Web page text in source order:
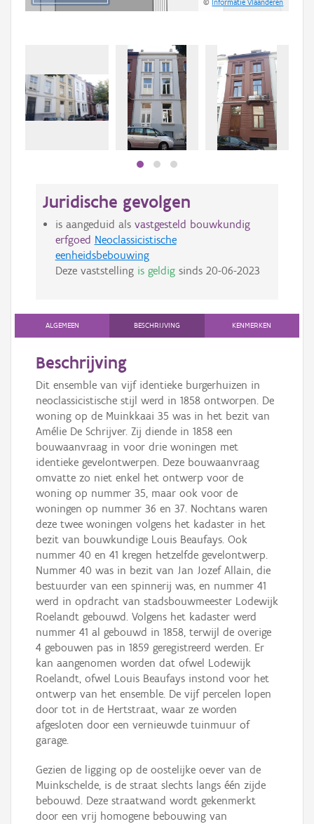
©Informatie Vlaanderen
Juridische gevolgen
is aangeduid als vastgesteld bouwkundig
erfgoed Neoclassicistische
eenheidsbebouwing
Deze vaststelling is geldigsinds 20-06-2023
ALGEMEEN BESCHRIJVING KENMERKEN
Beschrijving
Dit ensemble van vijf identieke burgerhuizen in
neoclassicistische stijl werd in 1858 ontworpen. De
woning op de Muinkkaai 35 was in het bezit van
Amélie De Schrijver. Zij diende in 1858 een
bouwaanvraag in voor drie woningen met
identieke gevelontwerpen. Deze bouwaanvraag
omvatte zo niet enkel het ontwerp voor de
woning op nummer 35, maar ook voor de
woningen op nummer 36 en 37. Nochtans waren
deze twee woningen volgens het kadaster in het
bezit van bouwkundige Louis Beaufays. Ook
nummer 40 en 41 kregen hetzelfde gevelontwerp.
Nummer 40 was in bezit van Jan Jozef Allain, die
bestuurder van een spinnerij was, en nummer 41
werd in opdracht van stadsbouwmeester Lodewijk
Roelandt gebouwd. Volgens het kadaster werd
nummer 41 al gebouwd in 1858, terwijl de overige
4 gebouwen pas in 1859 geregistreerd werden. Er
kan aangenomen worden dat ofwel Lodewijk
Roelandt, ofwel Louis Beaufays instond voor het
ontwerp van het ensemble. De vijf percelen lopen
door tot in de Hertstraat, waar ze worden
afgesloten door een vernieuwde tuinmuur of
garage.
Gezien de ligging op de oostelijke oever van de
Muinkschelde, is de straat slechts langs één zijde
bebouwd. Deze straatwand wordt gekenmerkt
door een vrij homogene bebouwing van